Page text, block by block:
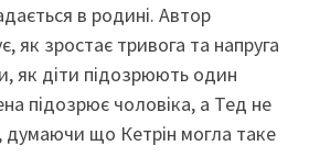
в родині. Автор
як зростає тривога та напруга
як діти підозрюють один
підозрює чоловіка, а Тед не
думаючи що Кетрін могла таке